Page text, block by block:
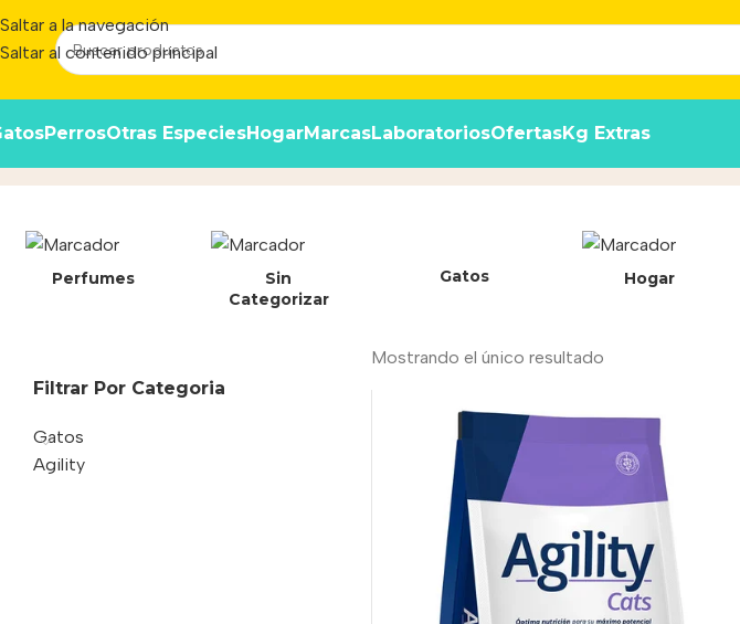
Saltar a la navegación
Saltar al contenido principal
PerrosOtras EspeciesHogarMarcasLaboratoriosOfertasKg Extras
7798075341380
Perfumes
Sin
Categorizar
Gatos Hogar
Filtrar Por Categoria
Gatos
Agility
Mostrando el único resultado